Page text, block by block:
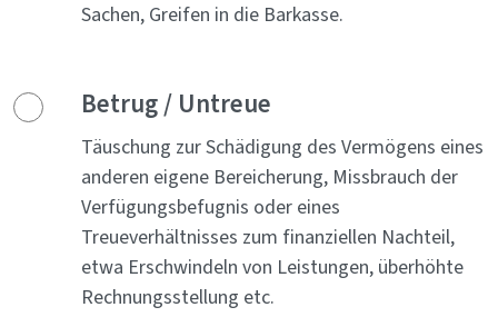
Sachen, Greifen in die Barkasse.
Betrug / Untreue
Täuschung zur Schädigung des Vermögens eines
anderen eigene Bereicherung, Missbrauch der
Verfügungsbefugnis oder eines
Treueverhältnisses zum finanziellen Nachteil,
etwa Erschwindeln von Leistungen, überhöhte
Rechnungsstellung etc.